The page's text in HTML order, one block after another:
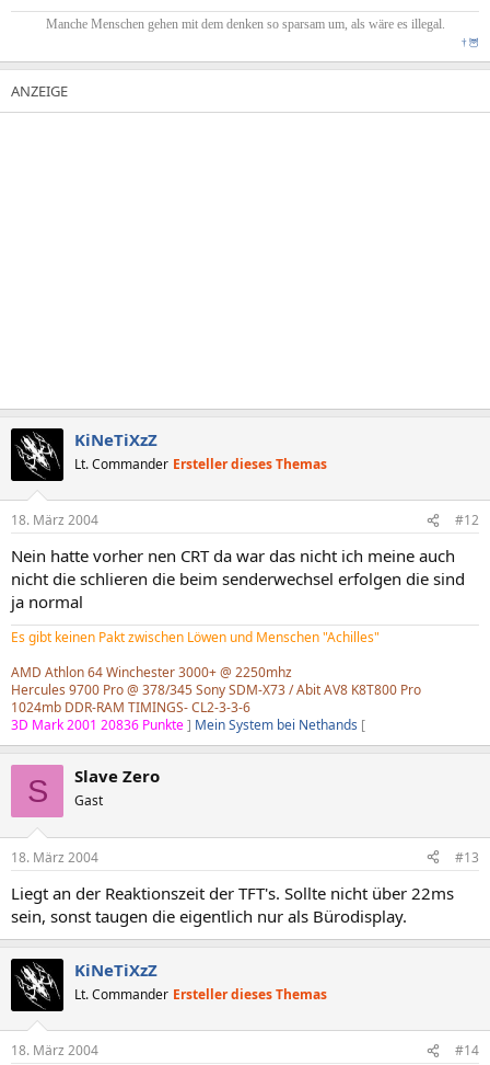
Manche Menschen gehen mit dem denken so sparsam um, als wäre es illegal.
† 🦉
KiNeTiXzZ
Lt. Commander Ersteller dieses Themas
18. März 2004 #12
Nein hatte vorher nen CRT da war das nicht ich meine auch
nicht die schlieren die beim senderwechsel erfolgen die sind
ja normal
Es gibt keinen Pakt zwischen Löwen und Menschen "Achilles"
AMD Athlon 64 Winchester 3000+ @ 2250mhz
Hercules 9700 Pro @ 378/345 Sony SDM-X73 / Abit AV8 K8T800 Pro
1024mb DDR-RAM TIMINGS- CL2-3-3-6
3D Mark 2001 20836 Punkte] Mein System bei Nethands [
S Slave Zero
Gast
18. März 2004 #13
Liegt an der Reaktionszeit der TFT's. Sollte nicht über 22ms
sein, sonst taugen die eigentlich nur als Bürodisplay.
KiNeTiXzZ
Lt. Commander Ersteller dieses Themas
18. März 2004 #14